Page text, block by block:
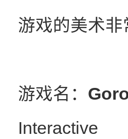
游戏的美术
游戏名：
Interactive